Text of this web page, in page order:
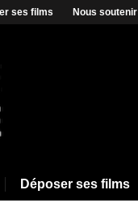
ses films Nous soutenir
Déposer ses films